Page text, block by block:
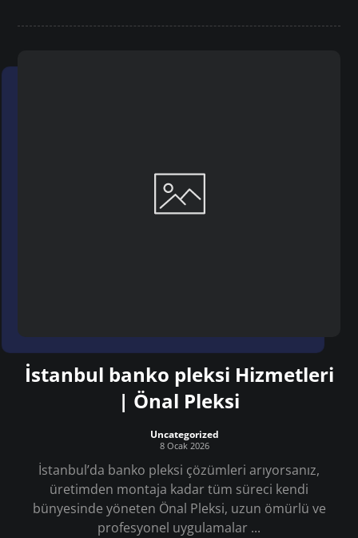
İstanbul banko pleksi Hizmetleri
| Önal Pleksi
Uncategorized
8 Ocak 2026
İstanbul’da banko pleksi çözümleri arıyorsanız,
üretimden montaja kadar tüm süreci kendi
bünyesinde yöneten Önal Pleksi, uzun ömürlü ve
profesyonel uygulamalar ...